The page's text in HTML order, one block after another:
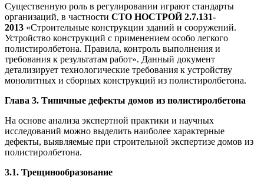
Существенную роль в регулировании играют стандарты
организаций, в частности СТО НОСТРОЙ 2.7.131-
2013 «Строительные конструкции зданий и сооружений.
Устройство конструкций с применением особо легкого
полистиролбетона. Правила, контроль выполнения и
требования к результатам работ». Данный документ
детализирует технологические требования к устройству
монолитных и сборных конструкций из полистиролбетона.
Глава 3. Типичные дефекты домов из полистиролбетона
На основе анализа экспертной практики и научных
исследований можно выделить наиболее характерные
дефекты, выявляемые при строительной экспертизе домов из
полистиролбетона.
3.1. Трещинообразование